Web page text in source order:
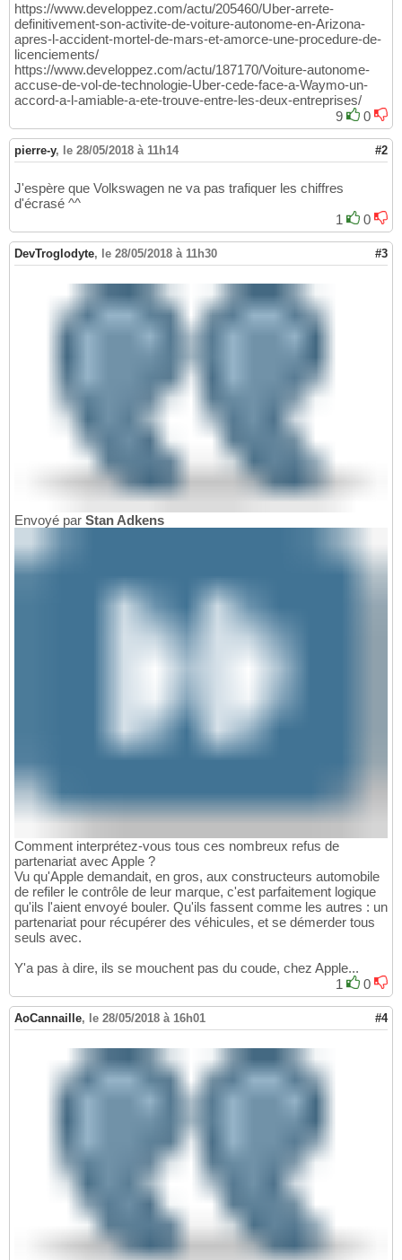
https://www.developpez.com/actu/205460/Uber-arrete-
definitivement-son-activite-de-voiture-autonome-en-Arizona-
apres-l-accident-mortel-de-mars-et-amorce-une-procedure-de-
licenciements/
https://www.developpez.com/actu/187170/Voiture-autonome-
accuse-de-vol-de-technologie-Uber-cede-face-a-Waymo-un-
accord-a-l-amiable-a-ete-trouve-entre-les-deux-entreprises/
9
0
pierre-y, le 28/05/2018 à 11h14 #2
J'espère que Volkswagen ne va pas trafiquer les chiffres
d'écrasé ^^
1
0
DevTroglodyte, le 28/05/2018 à 11h30 #3
Envoyé par Stan Adkens
Comment interprétez-vous tous ces nombreux refus de
partenariat avec Apple ?
Vu qu'Apple demandait, en gros, aux constructeurs automobile
de refiler le contrôle de leur marque, c'est parfaitement logique
qu'ils l'aient envoyé bouler. Qu'ils fassent comme les autres : un
partenariat pour récupérer des véhicules, et se démerder tous
seuls avec.
Y'a pas à dire, ils se mouchent pas du coude, chez Apple...
1
0
AoCannaille, le 28/05/2018 à 16h01 #4